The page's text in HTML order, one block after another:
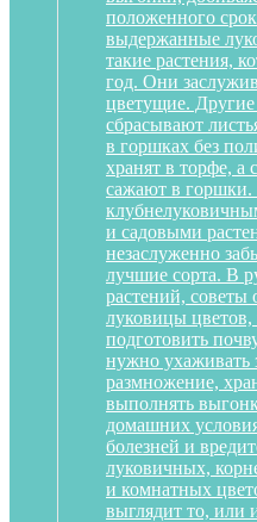
положенного
выдержанные
такие растения,
год. Они
цветущие.
сбрасывают
в горшках без
хранят в торфе, а
сажают в горшки.
и садовыми
незаслуженно
лучшие сорта. В
растений, советы
луковицы цветов,
подготовить
нужно ухаживать
размножение,
выполнять
домашних
болезней и
луковичных,
и комнатных
выглядит то, или